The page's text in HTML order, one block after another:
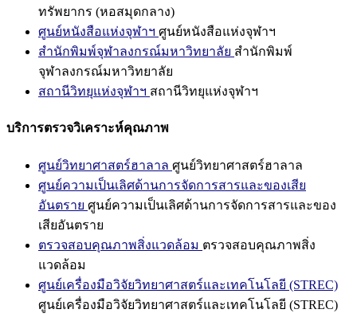
ทรัพยากร (หอสมุดกลาง)
ศูนย์หนังสือแห่งจุฬาฯ ศูนย์หนังสือแห่งจุฬาฯ
สำนักพิมพ์จุฬาลงกรณ์มหาวิทยาลัย สำนักพิมพ์
จุฬาลงกรณ์มหาวิทยาลัย
สถานีวิทยุแห่งจุฬาฯ สถานีวิทยุแห่งจุฬาฯ
บริการตรวจวิเคราะห์คุณภาพ
ศูนย์วิทยาศาสตร์ฮาลาล ศูนย์วิทยาศาสตร์ฮาลาล
ศูนย์ความเป็นเลิศด้านการจัดการสารและของเสีย
อันตราย ศูนย์ความเป็นเลิศด้านการจัดการสารและของ
เสียอันตราย
ตรวจสอบคุณภาพสิ่งแวดล้อม ตรวจสอบคุณภาพสิ่ง
แวดล้อม
ศูนย์เครื่องมือวิจัยวิทยาศาสตร์และเทคโนโลยี (STREC)
ศูนย์เครื่องมือวิจัยวิทยาศาสตร์และเทคโนโลยี (STREC)